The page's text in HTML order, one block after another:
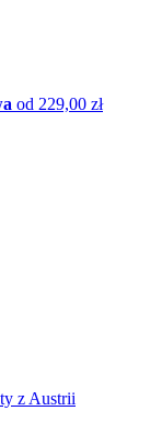
od 229,00 zł
z Austrii